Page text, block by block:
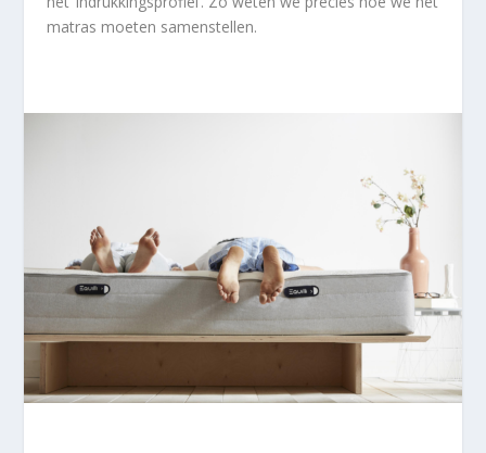
matras moeten samenstellen.